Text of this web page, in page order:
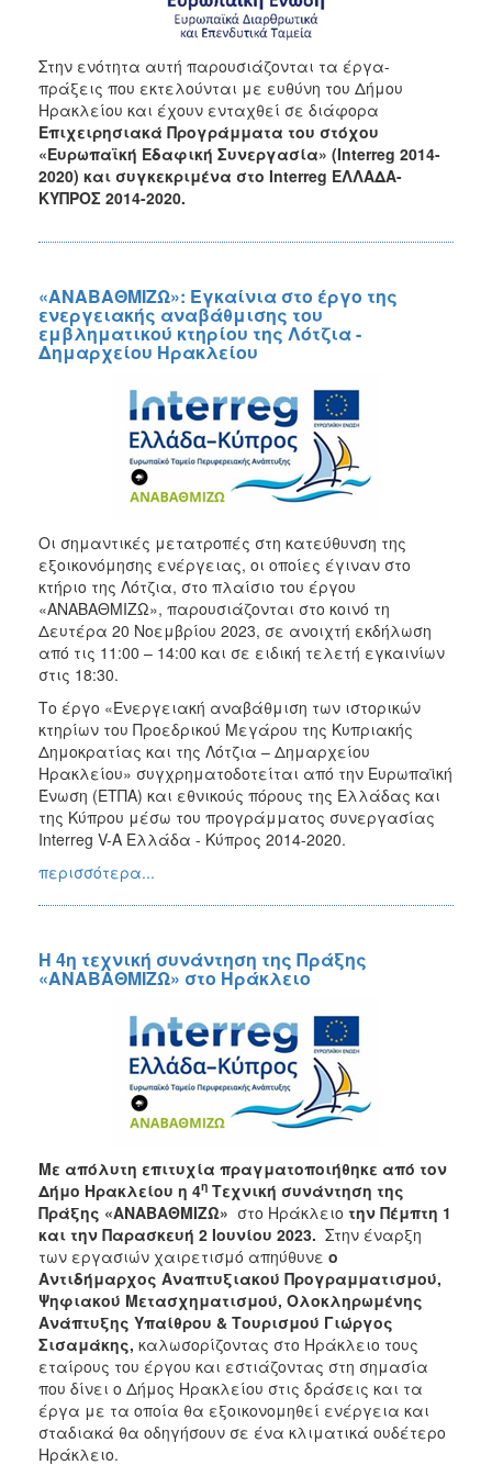
2014-
2020
Ανταγωνιστικότητα
Επιχειρηματικότητα
και
Καινοτομία
ΕΣΠΑ
2020
Μεταφορών,
Περιβάλλον
και
Αειφόρος
Αγροτική
Ανάπτυξη
Europe
Interreg
Ελλάδα-
Κύπρος
Urban
Innovative
Actions
URBACT
III
URBACT
IV
Ευρωπαϊκή
Επιτροπή
Πράσινο
ΕΣΠΑ
&
ΤΟΠΟΣ
ΠΟΛΙΤΙΣΜΟΣ
ΑΝΘΕΚΤΙΚΗ
ΠΟΛΗ
Στην ενότητα αυτή παρουσιάζονται τα έργα-
πράξεις που εκτελούνται με ευθύνη του Δήμου
Ηρακλείου και έχουν ενταχθεί σε διάφορα
Επιχειρησιακά Προγράμματα του στόχου
«Ευρωπαϊκή Εδαφική Συνεργασία» (Interreg 2014-
2020) και συγκεκριμένα στο Interreg ΕΛΛΑΔΑ-
ΚΥΠΡΟΣ 2014-2020.
«ΑΝΑΒΑΘΜΙΖΩ»: Εγκαίνια στο έργο της
ενεργειακής αναβάθμισης του
εμβληματικού κτηρίου της Λότζια -
Δημαρχείου Ηρακλείου
Οι σημαντικές μετατροπές στη κατεύθυνση της
εξοικονόμησης ενέργειας, οι οποίες έγιναν στο
κτήριο της Λότζια, στο πλαίσιο του έργου
«ΑΝΑΒΑΘΜΙΖΩ», παρουσιάζονται στο κοινό τη
Δευτέρα 20 Νοεμβρίου 2023, σε ανοιχτή εκδήλωση
από τις 11:00 – 14:00 και σε ειδική τελετή εγκαινίων
στις 18:30.
Το έργο «Ενεργειακή αναβάθμιση των ιστορικών
κτηρίων του Προεδρικού Μεγάρου της Κυπριακής
Δημοκρατίας και της Λότζια – Δημαρχείου
Ηρακλείου» συγχρηματοδοτείται από την Ευρωπαϊκή
Ένωση (ΕΤΠΑ) και εθνικούς πόρους της Ελλάδας και
της Κύπρου μέσω του προγράμματος συνεργασίας
Interreg V-A Ελλάδα - Κύπρος 2014-2020.
περισσότερα...
Η 4η τεχνική συνάντηση της Πράξης
«ΑΝΑΒΑΘΜΙΖΩ» στο Ηράκλειο
Με απόλυτη επιτυχία πραγματοποιήθηκε από τον
Δήμο Ηρακλείου η 4η Τεχνική συνάντηση της
Πράξης «ΑΝΑΒΑΘΜΙΖΩ» στο Ηράκλειο την Πέμπτη 1
και την Παρασκευή 2 Ιουνίου 2023. Στην έναρξη
των εργασιών χαιρετισμό απηύθυνε ο
Αντιδήμαρχος Αναπτυξιακού Προγραμματισμού,
Ψηφιακού Μετασχηματισμού, Ολοκληρωμένης
Ανάπτυξης Υπαίθρου & Τουρισμού Γιώργος
Σισαμάκης, καλωσορίζοντας στο Ηράκλειο τους
εταίρους του έργου και εστιάζοντας στη σημασία
που δίνει ο Δήμος Ηρακλείου στις δράσεις και τα
έργα με τα οποία θα εξοικονομηθεί ενέργεια και
σταδιακά θα οδηγήσουν σε ένα κλιματικά ουδέτερο
Ηράκλειο.